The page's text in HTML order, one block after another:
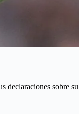
declaraciones sobre